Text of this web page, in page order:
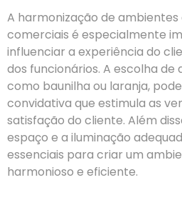
A harmonização de ambientes
comerciais é especialmente
influenciar a experiência do
dos funcionários. A escolha de
como baunilha ou laranja,
convidativa que estimula as
satisfação do cliente. Além
espaço e a iluminação
essenciais para criar um
harmonioso e eficiente.